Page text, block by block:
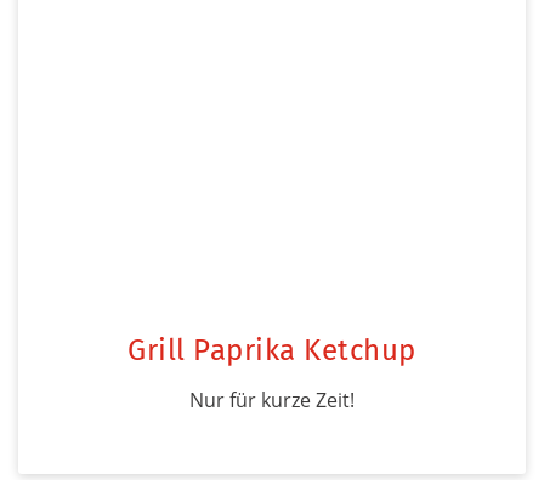
Grill Paprika Ketchup
Nur für kurze Zeit!